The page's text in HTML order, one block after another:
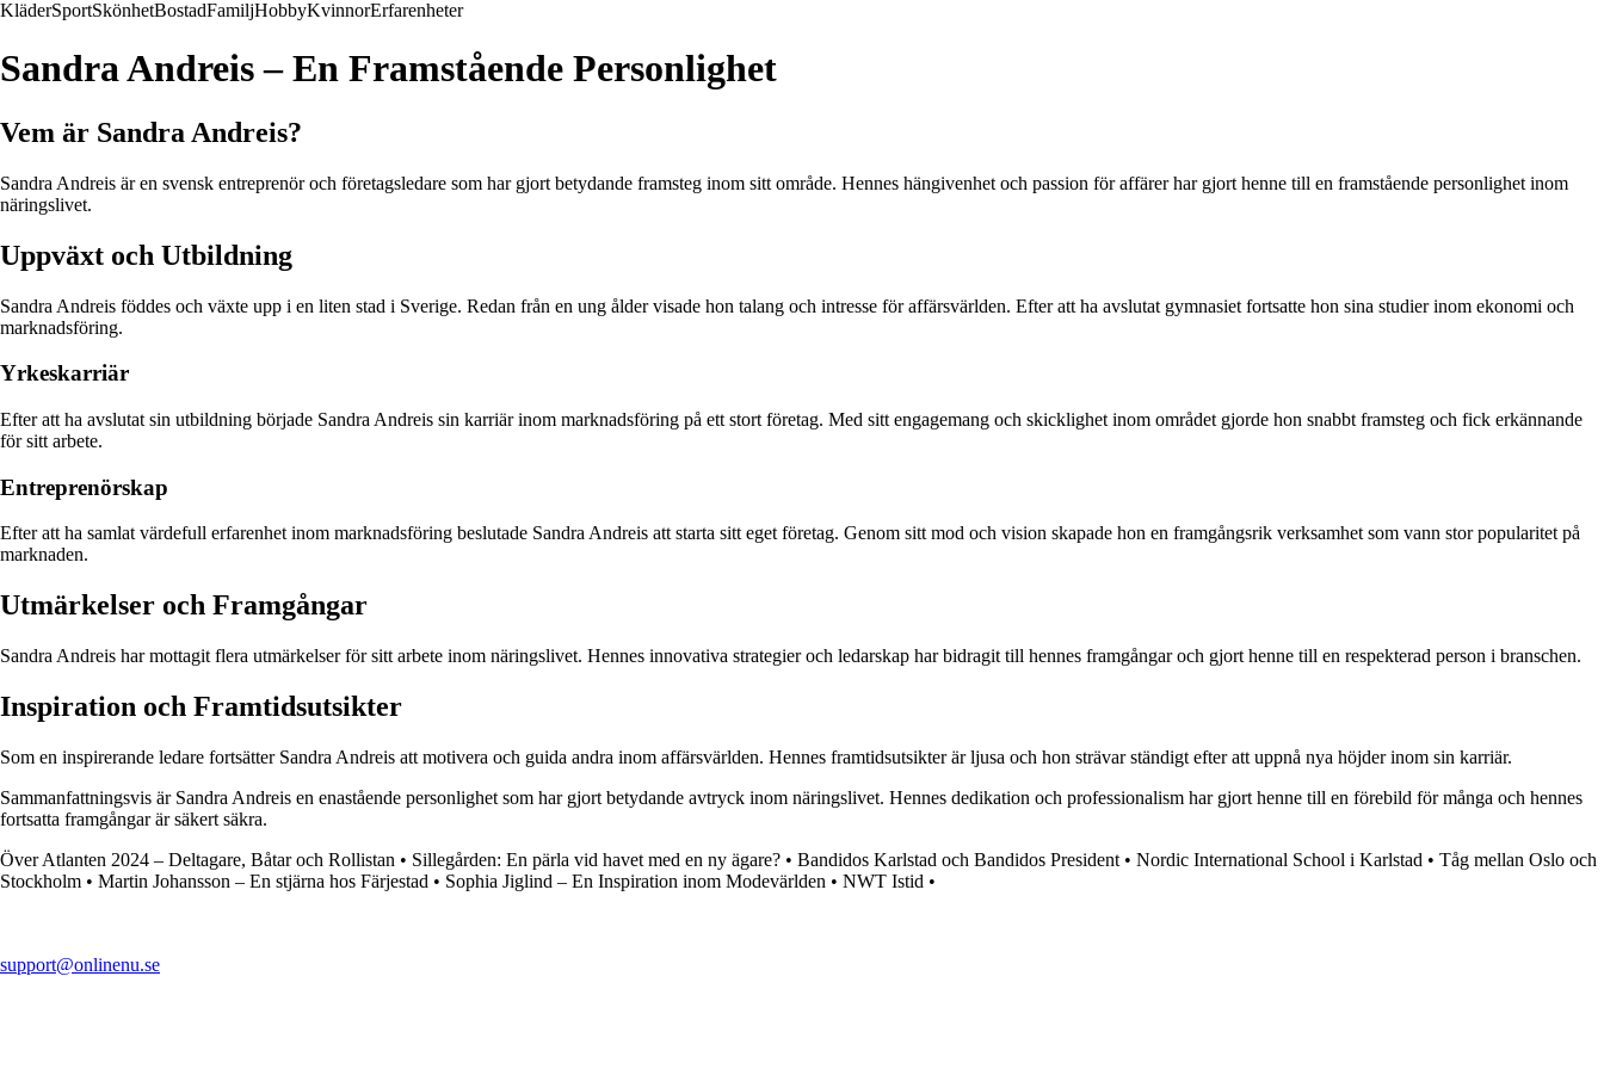
KläderSportSkönhetBostadFamiljHobbyKvinnorErfarenheter
Sandra Andreis – En Framstående Personlighet
Vem är Sandra Andreis?
Sandra Andreis är en svensk entreprenör och företagsledare som har gjort betydande framsteg inom sitt område. Hennes hängivenhet och passion för affärer har gjort henne till en framstående personlighet inom
näringslivet.
Uppväxt och Utbildning
Sandra Andreis föddes och växte upp i en liten stad i Sverige. Redan från en ung ålder visade hon talang och intresse för affärsvärlden. Efter att ha avslutat gymnasiet fortsatte hon sina studier inom ekonomi och
marknadsföring.
Yrkeskarriär
Efter att ha avslutat sin utbildning började Sandra Andreis sin karriär inom marknadsföring på ett stort företag. Med sitt engagemang och skicklighet inom området gjorde hon snabbt framsteg och fick erkännande
för sitt arbete.
Entreprenörskap
Efter att ha samlat värdefull erfarenhet inom marknadsföring beslutade Sandra Andreis att starta sitt eget företag. Genom sitt mod och vision skapade hon en framgångsrik verksamhet som vann stor popularitet på
marknaden.
Utmärkelser och Framgångar
Sandra Andreis har mottagit flera utmärkelser för sitt arbete inom näringslivet. Hennes innovativa strategier och ledarskap har bidragit till hennes framgångar och gjort henne till en respekterad person i branschen.
Inspiration och Framtidsutsikter
Som en inspirerande ledare fortsätter Sandra Andreis att motivera och guida andra inom affärsvärlden. Hennes framtidsutsikter är ljusa och hon strävar ständigt efter att uppnå nya höjder inom sin karriär.
Sammanfattningsvis är Sandra Andreis en enastående personlighet som har gjort betydande avtryck inom näringslivet. Hennes dedikation och professionalism har gjort henne till en förebild för många och hennes
fortsatta framgångar är säkert säkra.
Över Atlanten 2024 – Deltagare, Båtar och Rollistan • Sillegården: En pärla vid havet med en ny ägare? • Bandidos Karlstad och Bandidos President • Nordic International School i Karlstad • Tåg mellan Oslo och
Stockholm • Martin Johansson – En stjärna hos Färjestad • Sophia Jiglind – En Inspiration inom Modevärlden • NWT Istid •
support@onlinenu.se